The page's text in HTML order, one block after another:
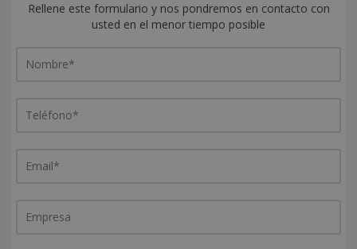
Rellene este formulario y nos pondremos en contacto con
usted en el menor tiempo posible